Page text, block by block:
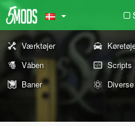
Værktøjer
Våben
Scripts
Baner
Diverse